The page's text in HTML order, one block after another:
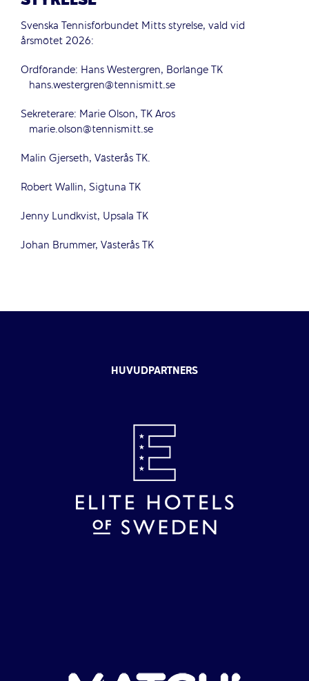
Svenska Tennisförbundet Mitts styrelse, vald vid
årsmötet 2026:
Ordförande: Hans Westergren, Borlänge TK
hans.westergren@tennismitt.se
Sekreterare: Marie Olson, TK Aros
marie.olson@tennismitt.se
Malin Gjerseth, Västerås TK.
Robert Wallin, Sigtuna TK
Jenny Lundkvist, Upsala TK
Johan Brummer, Västerås TK
HUVUDPARTNERS